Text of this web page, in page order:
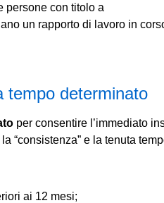
persone con titolo a
un rapporto di lavoro in
tempo determinato
per consentire l’immediato
“consistenza” e la tenuta
ai 12 mesi;